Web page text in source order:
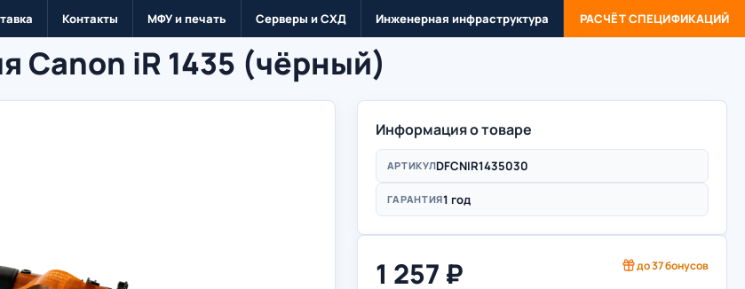
Контакты МФУ и печать Серверы и СХД Инженерная инфраструктура РАСЧЁТ СПЕЦИФИКАЦИЙ
Canon iR 1435 (чёрный)
Информация о товаре
АРТИКУЛDFCNIR1435030
ГАРАНТИЯ1 год
1 257 ₽ до37бонусов